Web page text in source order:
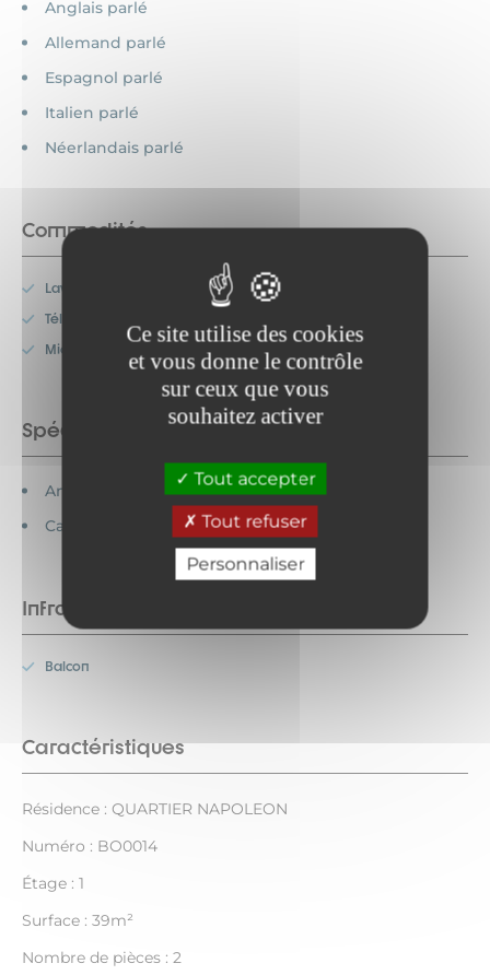
Ce site utilise des cookies
et vous donne le contrôle
sur ceux que vous
souhaitez activer
Tout accepter
Tout refuser
Personnaliser
Anglais parlé
Allemand parlé
Espagnol parlé
Italien parlé
Néerlandais parlé
Commodités
Lave-vaisselle
Télévision
Micro-onde
Spécificités
Animaux acceptés
Cartes bancaires acceptées
Infrastructures
Balcon
Caractéristiques
Résidence : QUARTIER NAPOLEON
Numéro : BO0014
Étage : 1
Surface : 39m²
Nombre de pièces : 2